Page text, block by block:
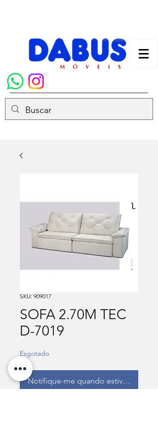
SKU: 909017
SOFA 2.70M TEC
D-7019
Esgotado
Notifique-me quando estiver